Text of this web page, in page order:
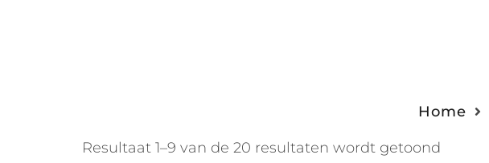
Home
Resultaat 1–9 van de 20 resultaten wordt getoond